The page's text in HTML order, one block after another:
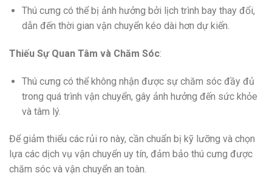
Thú cưng có thể bị ảnh hưởng bởi lịch trình bay thay đổi,
dẫn đến thời gian vận chuyển kéo dài hơn dự kiến.
Thiếu Sự Quan Tâm và Chăm Sóc:
Thú cưng có thể không nhận được sự chăm sóc đầy đủ
trong quá trình vận chuyển, gây ảnh hưởng đến sức khỏe
và tâm lý.
Để giảm thiểu các rủi ro này, cần chuẩn bị kỹ lưỡng và chọn
lựa các dịch vụ vận chuyển uy tín, đảm bảo thú cưng được
chăm sóc và vận chuyển an toàn.